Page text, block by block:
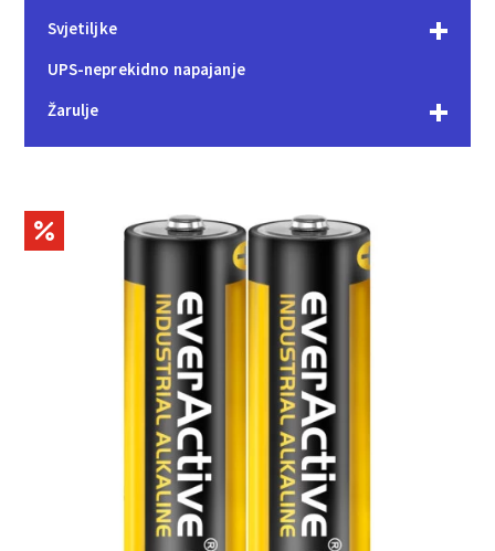
Svjetiljke
UPS-neprekidno napajanje
Žarulje